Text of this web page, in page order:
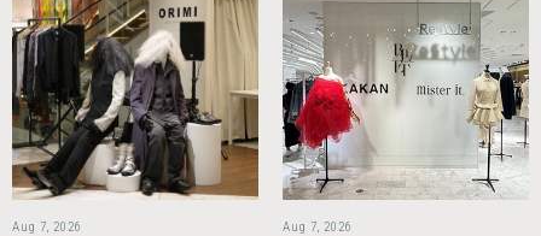
Aug 7, 2026 Aug 7, 2026